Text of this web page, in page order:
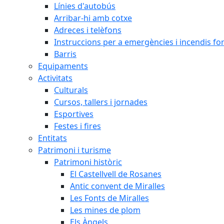
Línies d'autobús
Arribar-hi amb cotxe
Adreces i telèfons
Instruccions per a emergències i incendis
Barris
Equipaments
Activitats
Culturals
Cursos, tallers i jornades
Esportives
Festes i fires
Entitats
Patrimoni i turisme
Patrimoni històric
El Castellvell de Rosanes
Antic convent de Miralles
Les Fonts de Miralles
Les mines de plom